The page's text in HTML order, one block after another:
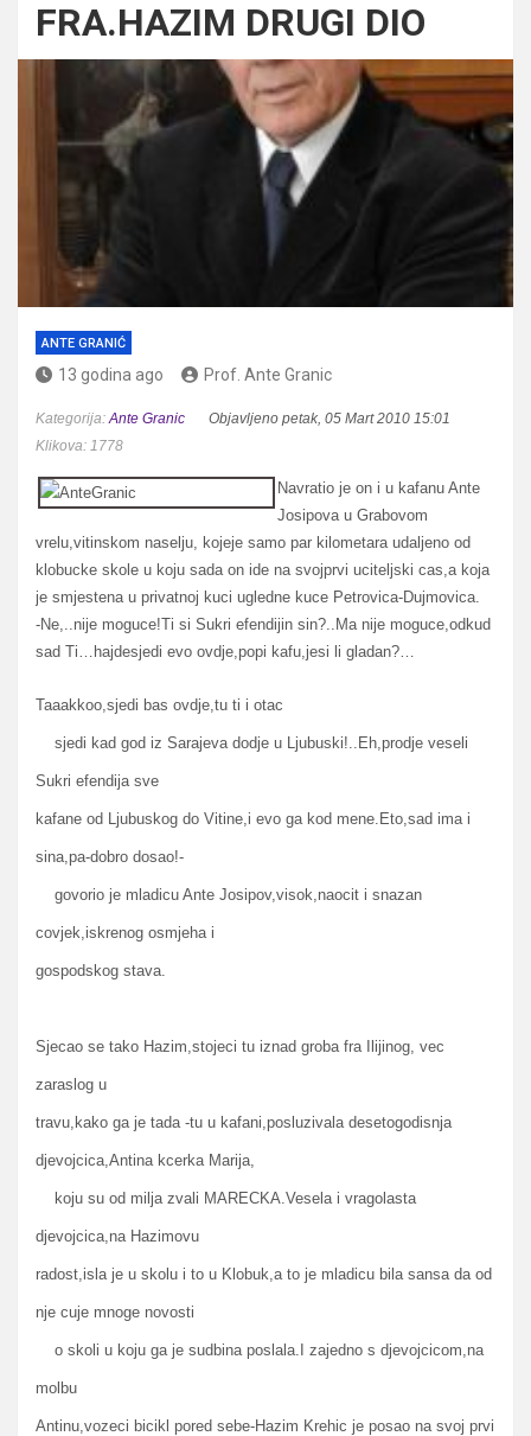
FRA.HAZIM DRUGI DIO
ANTE GRANIĆ
13 godina ago Prof. Ante Granic
Kategorija: Ante Granic
Objavljeno petak, 05 Mart 2010 15:01
Klikova: 1778
Navratio je on i u kafanu Ante
Josipova u Grabovom
vrelu,vitinskom naselju, kojeje samo par kilometara udaljeno od
klobucke skole u koju sada on ide na svojprvi uciteljski cas,a koja
je smjestena u privatnoj kuci ugledne kuce Petrovica-Dujmovica.
-Ne,..nije moguce!Ti si Sukri efendijin sin?..Ma nije moguce,odkud
sad Ti…hajdesjedi evo ovdje,popi kafu,jesi li gladan?…
Taaakkoo,sjedi bas ovdje,tu ti i otac
sjedi kad god iz Sarajeva dodje u Ljubuski!..Eh,prodje veseli
Sukri efendija sve
kafane od Ljubuskog do Vitine,i evo ga kod mene.Eto,sad ima i
sina,pa-dobro dosao!-
govorio je mladicu Ante Josipov,visok,naocit i snazan
covjek,iskrenog osmjeha i
gospodskog stava.
Sjecao se tako Hazim,stojeci tu iznad groba fra Ilijinog, vec
zaraslog u
travu,kako ga je tada -tu u kafani,posluzivala desetogodisnja
djevojcica,Antina kcerka Marija,
koju su od milja zvali MARECKA.Vesela i vragolasta
djevojcica,na Hazimovu
radost,isla je u skolu i to u Klobuk,a to je mladicu bila sansa da od
nje cuje mnoge novosti
o skoli u koju ga je sudbina poslala.I zajedno s djevojcicom,na
molbu
Antinu,vozeci bicikl pored sebe-Hazim Krehic je posao na svoj prvi